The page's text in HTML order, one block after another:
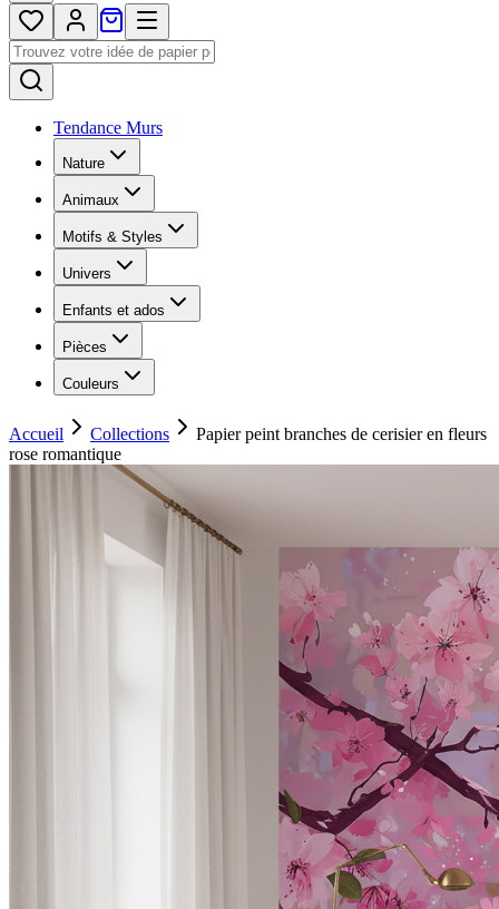
Tendance Murs
Nature
Animaux
Motifs & Styles
Univers
Enfants et ados
Pièces
Couleurs
Accueil Collections
Papier peint branches de cerisier en fleurs
rose romantique